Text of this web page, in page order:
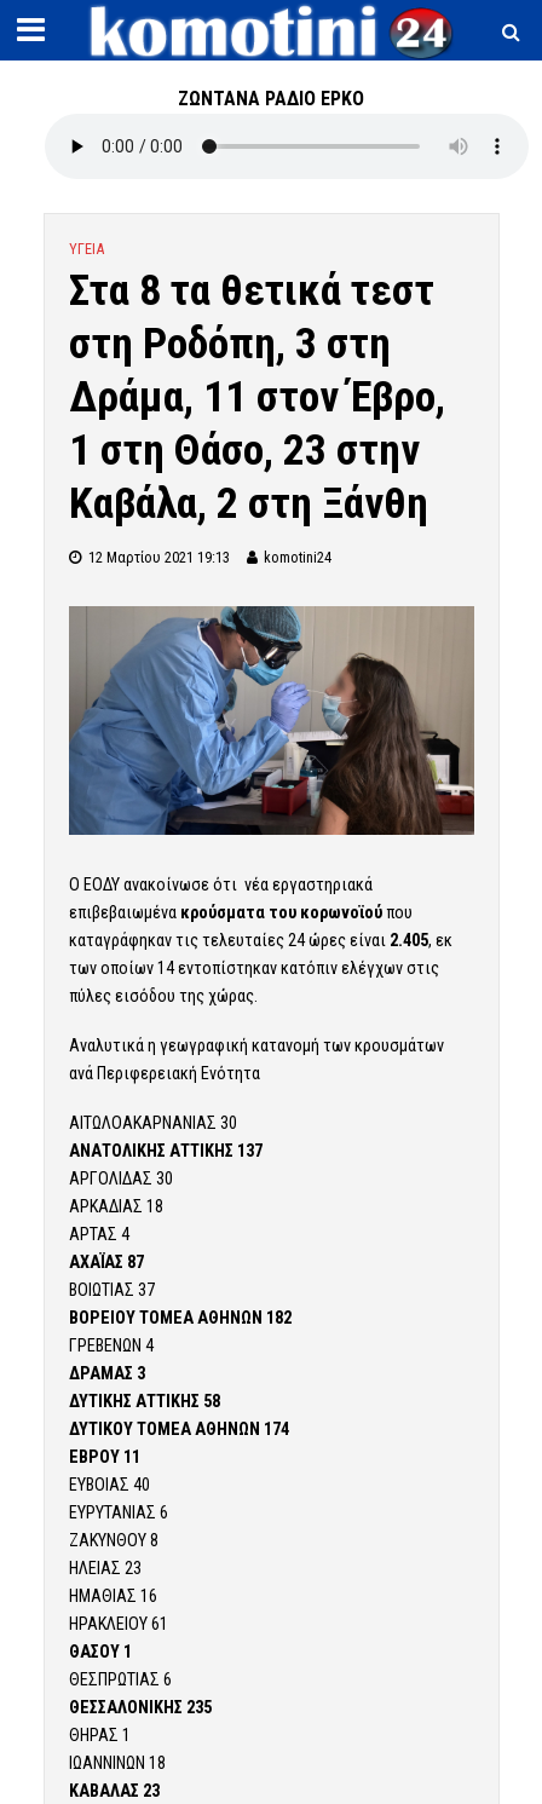
ΖΩΝΤΑΝΑ ΡΑΔΙΟ ΕΡΚΟ
ΥΓΕΙΑ
Στα 8 τα θετικά τεστ
στη Ροδόπη, 3 στη
Δράμα, 11 στον Έβρο,
1 στη Θάσο, 23 στην
Καβάλα, 2 στη Ξάνθη
12 Μαρτίου 2021 19:13 komotini24
Ο ΕΟΔΥ ανακοίνωσε ότι νέα εργαστηριακά
επιβεβαιωμένακρούσματα του κορωνοϊού που
καταγράφηκαν τις τελευταίες 24 ώρες είναι 2.405, εκ
των οποίων 14 εντοπίστηκαν κατόπιν ελέγχων στις
πύλες εισόδου της χώρας.
Αναλυτικά η γεωγραφική κατανομή των κρουσμάτων
ανά Περιφερειακή Ενότητα
ΑΙΤΩΛΟΑΚΑΡΝΑΝΙΑΣ 30
ΑΝΑΤΟΛΙΚΗΣ ΑΤΤΙΚΗΣ 137
ΑΡΓΟΛΙΔΑΣ 30
ΑΡΚΑΔΙΑΣ 18
ΑΡΤΑΣ 4
ΑΧΑΪΑΣ 87
ΒΟΙΩΤΙΑΣ 37
ΒΟΡΕΙΟΥ ΤΟΜΕΑ ΑΘΗΝΩΝ 182
ΓΡΕΒΕΝΩΝ 4
ΔΡΑΜΑΣ 3
ΔΥΤΙΚΗΣ ΑΤΤΙΚΗΣ 58
ΔΥΤΙΚΟΥ ΤΟΜΕΑ ΑΘΗΝΩΝ 174
ΕΒΡΟΥ 11
ΕΥΒΟΙΑΣ 40
ΕΥΡΥΤΑΝΙΑΣ 6
ΖΑΚΥΝΘΟΥ 8
ΗΛΕΙΑΣ 23
ΗΜΑΘΙΑΣ 16
ΗΡΑΚΛΕΙΟΥ 61
ΘΑΣΟΥ 1
ΘΕΣΠΡΩΤΙΑΣ 6
ΘΕΣΣΑΛΟΝΙΚΗΣ 235
ΘΗΡΑΣ 1
ΙΩΑΝΝΙΝΩΝ 18
ΚΑΒΑΛΑΣ 23